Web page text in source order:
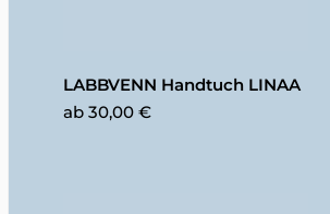
LABBVENN Handtuch LINAA
ab 30,00 €